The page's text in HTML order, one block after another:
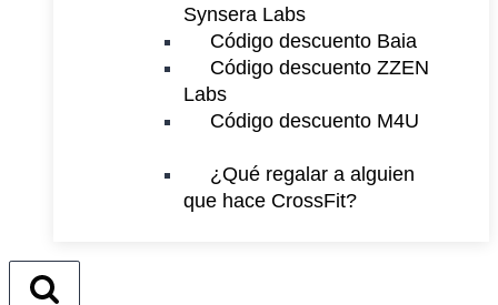
Synsera Labs
Código descuento Baia
Código descuento ZZEN
Labs
Código descuento M4U
¿Qué regalar a alguien
que hace CrossFit?